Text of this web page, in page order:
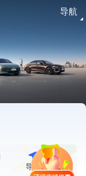
导航
导航 电话